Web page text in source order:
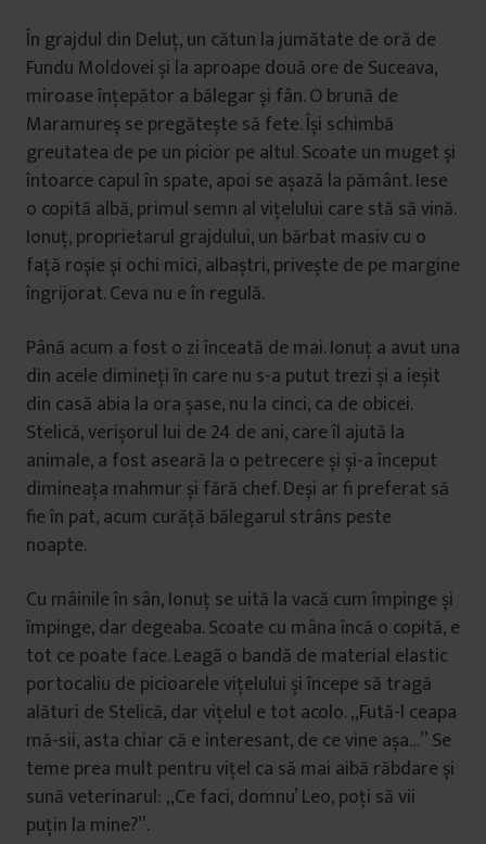
În grajdul din Deluț, un cătun la jumătate de oră de
Fundu Moldovei și la aproape două ore de Suceava,
miroase înțepător a bălegar și fân. O brună de
Maramureș se pregătește să fete. Își schimbă
greutatea de pe un picior pe altul. Scoate un muget și
întoarce capul în spate, apoi se așază la pământ. Iese
o copită albă, primul semn al vițelului care stă să vină.
Ionuț, proprietarul grajdului, un bărbat masiv cu o
față roșie și ochi mici, albaștri, privește de pe margine
îngrijorat. Ceva nu e în regulă.
Până acum a fost o zi înceată de mai. Ionuț a avut una
din acele dimineți în care nu s-a putut trezi și a ieșit
din casă abia la ora șase, nu la cinci, ca de obicei.
Stelică, verișorul lui de 24 de ani, care îl ajută la
animale, a fost aseară la o petrecere și și-a început
dimineața mahmur și fără chef. Deși ar fi preferat să
fie în pat, acum curăță bălegarul strâns peste
noapte.
Cu mâinile în sân, Ionuț se uită la vacă cum împinge și
împinge, dar degeaba. Scoate cu mâna încă o copită, e
tot ce poate face. Leagă o bandă de material elastic
portocaliu de picioarele vițelului și începe să tragă
alături de Stelică, dar vițelul e tot acolo. „Fută-l ceapa
mă-sii, asta chiar că e interesant, de ce vine așa…” Se
teme prea mult pentru vițel ca să mai aibă răbdare și
sună veterinarul: „Ce faci, domnu’ Leo, poți să vii
puțin la mine?”.